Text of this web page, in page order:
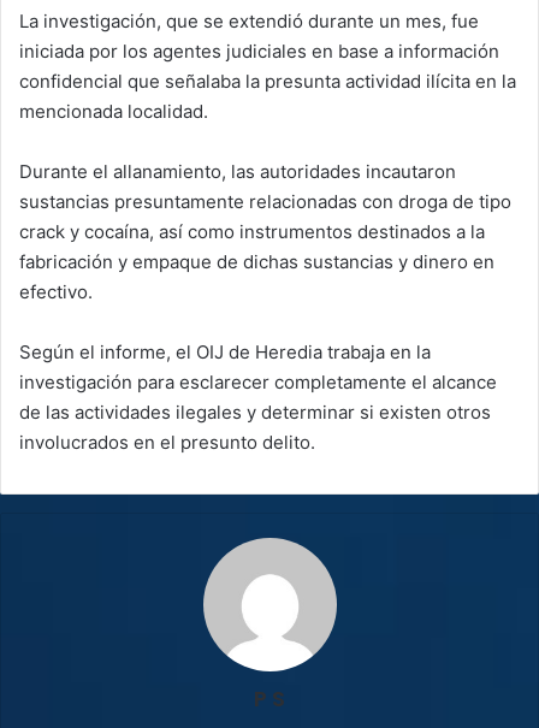
La investigación, que se extendió durante un mes, fue
iniciada por los agentes judiciales en base a información
confidencial que señalaba la presunta actividad ilícita en la
mencionada localidad.
Durante el allanamiento, las autoridades incautaron
sustancias presuntamente relacionadas con droga de tipo
crack y cocaína, así como instrumentos destinados a la
fabricación y empaque de dichas sustancias y dinero en
efectivo.
Según el informe, el OIJ de Heredia trabaja en la
investigación para esclarecer completamente el alcance
de las actividades ilegales y determinar si existen otros
involucrados en el presunto delito.
P S